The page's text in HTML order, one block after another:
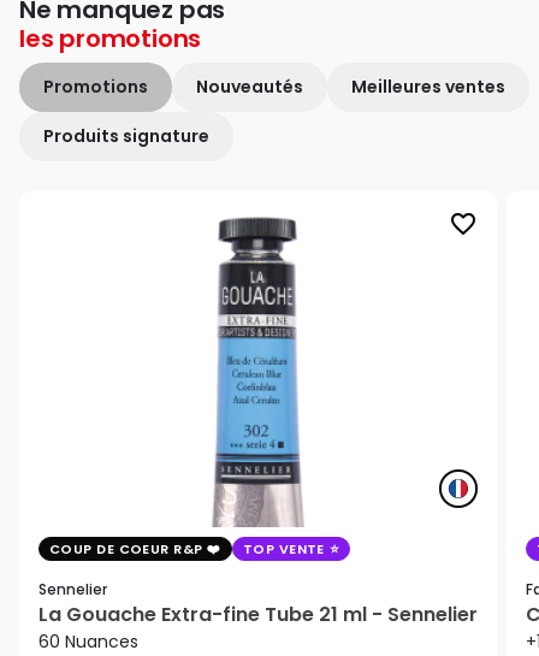
Ne manquez pas
les promotions
Promotions Nouveautés Meilleures ventes
Produits signature
favorite_border
COUP DE COEUR R&P TOP VENTE
Sennelier
La Gouache Extra-fine Tube 21 ml - Sennelier
60 Nuances